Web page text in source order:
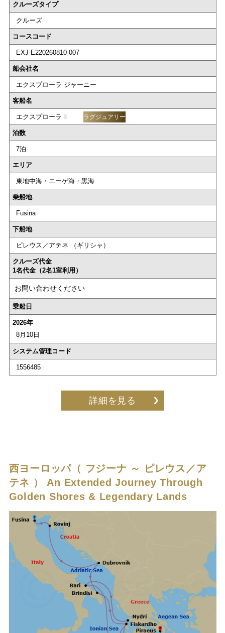
クルーズタイプ
クルーズ
コースコード
EXJ-E220260810-007
船会社名
エクスプローラ ジャーニー
客船名
エクスプローラⅡ ラグジュアリー
泊数
7泊
エリア
東地中海・エーゲ海・黒海
乗船地
Fusina
下船地
ピレウス／アテネ （ギリシャ）
クルーズ代金
1名代金（2名1室利用）
お問い合わせください
乗船日
2026年
8月10日
システム管理コード
1556485
詳細を見る
西ヨーロッパ（ フジーナ ～ ピレウス／ア
テネ ） An Extended Journey Through
Golden Shores & Legendary Lands